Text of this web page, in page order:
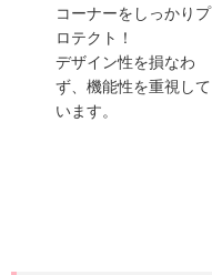
コーナーをしっかりプ
ロテクト！
デザイン性を損なわ
ず、機能性を重視して
います。